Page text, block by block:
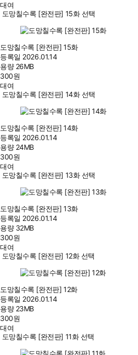
대여
도망칠수록 [완전판] 15화 선택
도망칠수록 [완전판] 15화
등록일 2026.01.14
용량 26MB
300원
대여
도망칠수록 [완전판] 14화 선택
도망칠수록 [완전판] 14화
등록일 2026.01.14
용량 24MB
300원
대여
도망칠수록 [완전판] 13화 선택
도망칠수록 [완전판] 13화
등록일 2026.01.14
용량 32MB
300원
대여
도망칠수록 [완전판] 12화 선택
도망칠수록 [완전판] 12화
등록일 2026.01.14
용량 23MB
300원
대여
도망칠수록 [완전판] 11화 선택